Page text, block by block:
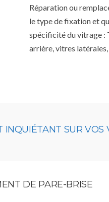
Réparation ou
le type de fixation et
spécificité du vitrage :
arrière, vitres
SUR
DE PARE-BRISE